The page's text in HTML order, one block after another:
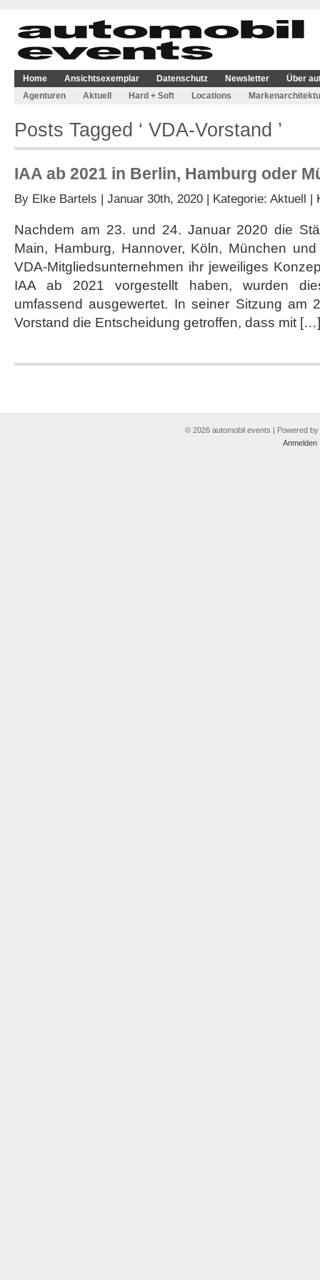
Home Ansichtsexemplar Datenschutz Newsletter
Über
Agenturen
Aktuell Hard + Soft Locations
Posts Tagged ‘ VDA-Vorstand ’
IAA ab 2021 in Berlin, Hamburg oder
By Elke Bartels | Januar 30th, 2020 | Kategorie: Aktuell |
Nachdem am 23. und 24. Januar 2020 die
Main, Hamburg, Hannover, Köln, München
VDA-Mitgliedsunternehmen ihr jeweiliges
IAA ab 2021 vorgestellt haben, wurden
umfassend ausgewertet. In seiner Sitzung am
Vorstand die Entscheidung getroffen, dass mit […]
© 2026 automobil events | Powered by
Anmelden|